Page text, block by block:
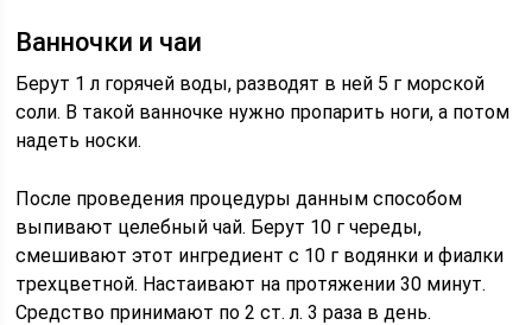
Ванночки и чаи
Берут 1 л горячей воды, разводят в ней 5 г морской
соли. В такой ванночке нужно пропарить ноги, а потом
надеть носки.
После проведения процедуры данным способом
выпивают целебный чай. Берут 10 г череды,
смешивают этот ингредиент с 10 г водянки и фиалки
трехцветной. Настаивают на протяжении 30 минут.
Средство принимают по 2 ст. л. 3 раза в день.